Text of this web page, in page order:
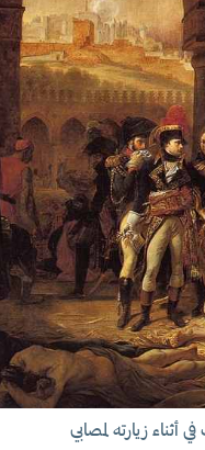
زيارته لمصابي